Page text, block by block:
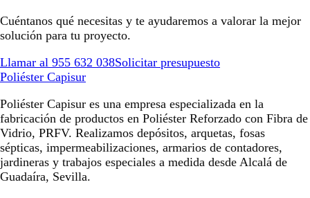
Cuéntanos qué necesitas y te ayudaremos a valorar la mejor
solución para tu proyecto.
Llamar al 955 632 038Solicitar presupuesto
Poliéster Capisur
Poliéster Capisur es una empresa especializada en la
fabricación de productos en Poliéster Reforzado con Fibra de
Vidrio, PRFV. Realizamos depósitos, arquetas, fosas
sépticas, impermeabilizaciones, armarios de contadores,
jardineras y trabajos especiales a medida desde Alcalá de
Guadaíra, Sevilla.